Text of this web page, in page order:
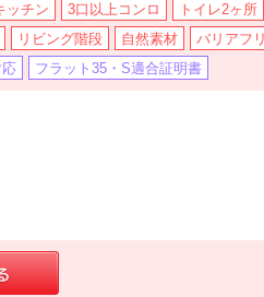
ッチン 3口以上コンロ トイレ2ヶ所
リビング階段 自然素材
バリアフ
フラット35・S適合証明書